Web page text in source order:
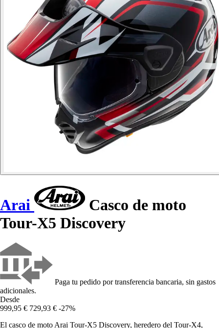
Arai
Casco de moto
Tour-X5 Discovery
Paga tu pedido por transferencia bancaria, sin gastos
adicionales.
Desde
999,95 € 729,93 € -27%
El casco de moto Arai Tour-X5 Discovery, heredero del Tour-X4,